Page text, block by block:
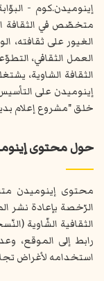
إينوميدن.كوم -
متخصّص في الثقافة
الغيور على ثقافته،
العمل الثقافي،
الثقافة الشاوية،
إينوميدن على
خلق "مشروع إعلام
حول محتوى
محتوى إينوميدن
الرّخصة بإعادة نشر
الثقافية الشّاوية
رابط إلى الموقع،
استخدامه لأغراض